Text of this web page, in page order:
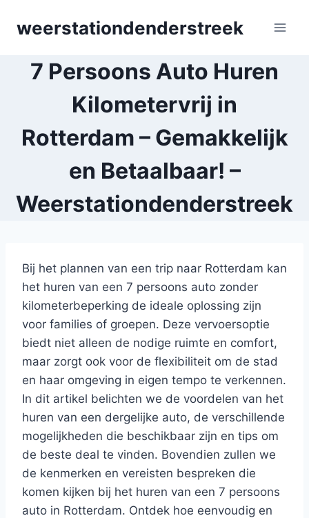
weerstationdenderstreek
7 Persoons Auto Huren
Kilometervrij in
Rotterdam – Gemakkelijk
en Betaalbaar! –
Weerstationdenderstreek
Bij het plannen van een trip naar Rotterdam kan
het huren van een 7 persoons auto zonder
kilometerbeperking de ideale oplossing zijn
voor families of groepen. Deze vervoersoptie
biedt niet alleen de nodige ruimte en comfort,
maar zorgt ook voor de flexibiliteit om de stad
en haar omgeving in eigen tempo te verkennen.
In dit artikel belichten we de voordelen van het
huren van een dergelijke auto, de verschillende
mogelijkheden die beschikbaar zijn en tips om
de beste deal te vinden. Bovendien zullen we
de kenmerken en vereisten bespreken die
komen kijken bij het huren van een 7 persoons
auto in Rotterdam. Ontdek hoe eenvoudig en